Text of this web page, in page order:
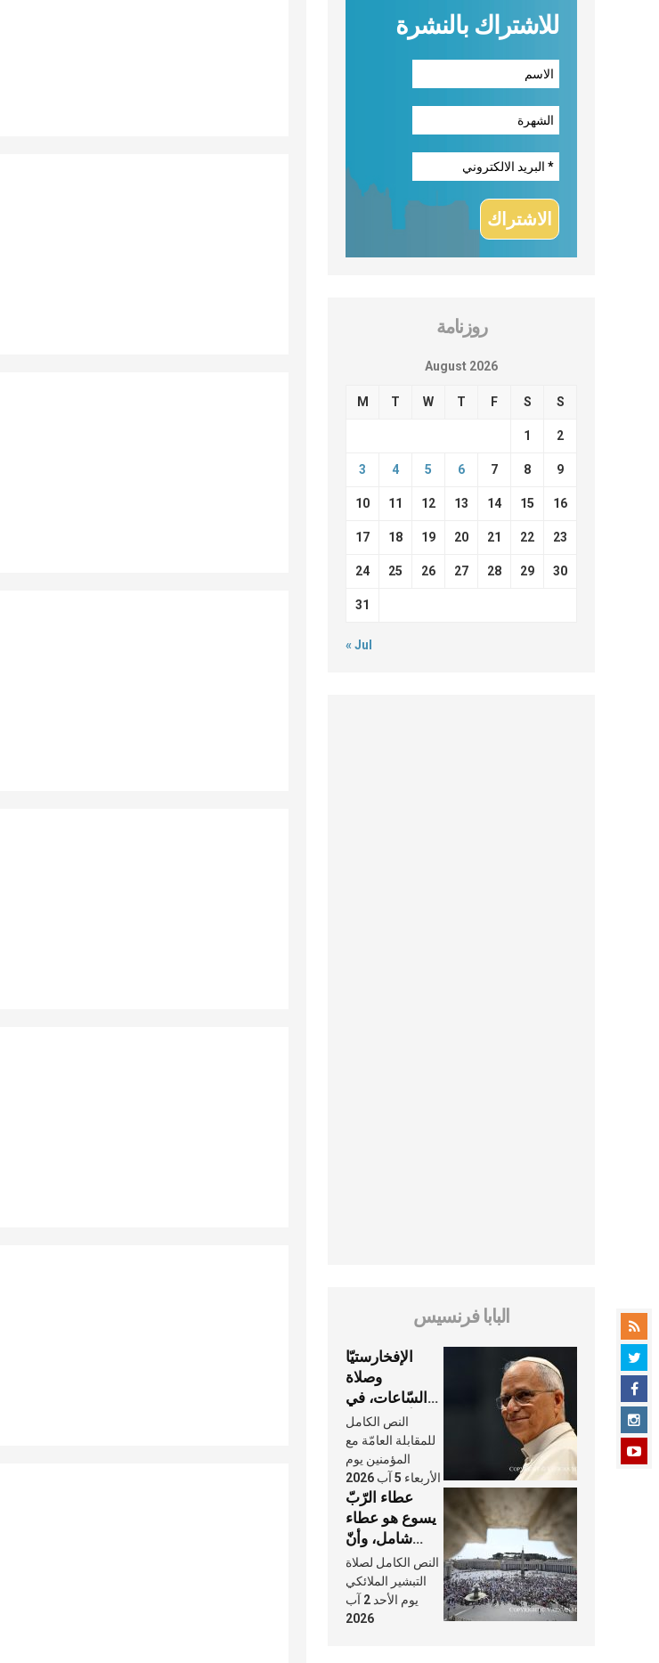
للاشتراك بالنشرة
روزنامة
August 2026
M T W T F S S
1 2
3 4 5 6 7 8 9
10 11 12 13 14 15 16
17 18 19 20 21 22 23
24 25 26 27 28 29 30
31
« Jul
البابا فرنسيس
الإفخارستيّا
وصلاة
السّاعات، في
كلّ أسبوع وكلّ
يوم، هما النَّفَس
في حياة
الكنيسة
النص الكامل
للمقابلة العامّة مع
المؤمنين يوم
الأربعاء 5 آب 2026
عطاء الرّبّ
يسوع هو عطاء
شامل، وأنّ
عنايته بنا لا
تغيب عنّا أبدًا
النص الكامل لصلاة
التبشير الملائكي
يوم الأحد 2 آب
2026